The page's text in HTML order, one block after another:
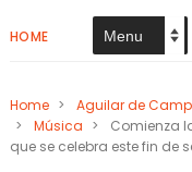
HOME
Home > Aguilar de
>
Música >
Comienza
que se celebra este fin de